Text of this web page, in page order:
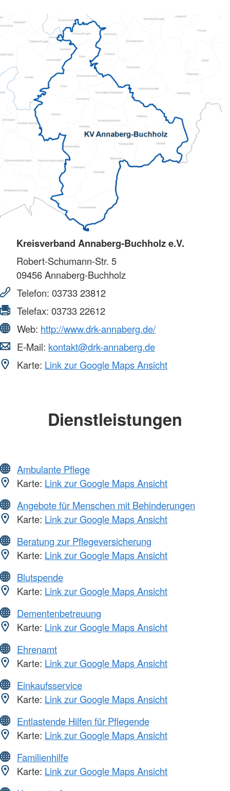
Kreisverband Annaberg-Buchholz e.V.
Robert-Schumann-Str. 5
09456Annaberg-Buchholz
Telefon: 03733 23812
Telefax: 03733 22612
Web: http://www.drk-annaberg.de/
E-Mail: kontakt@drk-annaberg.de
Karte: Link zur Google Maps Ansicht
Dienstleistungen
Ambulante Pflege
Karte: Link zur Google Maps Ansicht
Angebote für Menschen mit Behinderungen
Karte: Link zur Google Maps Ansicht
Beratung zur Pflegeversicherung
Karte: Link zur Google Maps Ansicht
Blutspende
Karte: Link zur Google Maps Ansicht
Dementenbetreuung
Karte: Link zur Google Maps Ansicht
Ehrenamt
Karte: Link zur Google Maps Ansicht
Einkaufsservice
Karte: Link zur Google Maps Ansicht
Entlastende Hilfen für Pflegende
Karte: Link zur Google Maps Ansicht
Familienhilfe
Karte: Link zur Google Maps Ansicht